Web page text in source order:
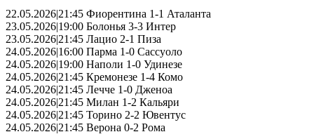
22.05.2026|21:45 Фиорентина 1-1 Аталанта
23.05.2026|19:00 Болонья 3-3 Интер
23.05.2026|21:45 Лацио 2-1 Пиза
24.05.2026|16:00 Парма 1-0 Сассуоло
24.05.2026|19:00 Наполи 1-0 Удинезе
24.05.2026|21:45 Кремонезе 1-4 Комо
24.05.2026|21:45 Лечче 1-0 Дженоа
24.05.2026|21:45 Милан 1-2 Кальяри
24.05.2026|21:45 Торино 2-2 Ювентус
24.05.2026|21:45 Верона 0-2 Рома